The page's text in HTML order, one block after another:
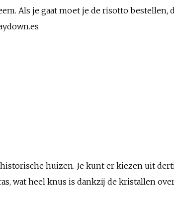
Als je gaat moet je de risotto bestellen,
huizen. Je kunt er kiezen uit
wat heel knus is dankzij de kristallen